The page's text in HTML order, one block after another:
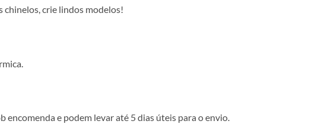
chinelos, crie lindos modelos!
encomenda e podem levar até 5 dias úteis para o envio.